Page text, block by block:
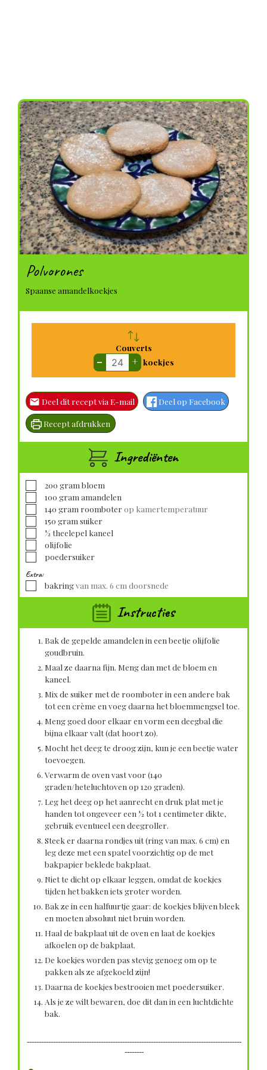
Polvorones
Spaanse amandelkoekjes
Couverts
– + koekjes
Deel dit recept via E-mail Deel op Facebook
Recept afdrukken
Ingrediënten
▢
200 gram bloem
▢
100 gram amandelen
▢140 gram roomboter op kamertemperatuur
▢
150 gram suiker
▢
½theelepel kaneel
▢
olijfolie
▢
poedersuiker
Extra:
▢
bakringvan max. 6 cm doorsnede
Instructies
Bak de gepelde amandelen in een beetje olijfolie
goudbruin.
Maal ze daarna fijn. Meng dan met de bloem en
kaneel.
Mix de suiker met de roomboter in een andere bak
tot een crème en voeg daarna het bloemmengsel toe.
Meng goed door elkaar en vorm een deegbal die
bijna elkaar valt (dat hoort zo).
Mocht het deeg te droog zijn, kun je een beetje water
toevoegen.
Verwarm de oven vast voor (140
graden/heteluchtoven op 120 graden).
Leg het deeg op het aanrecht en druk plat met je
handen tot ongeveer een ½ tot 1 centimeter dikte,
gebruik eventueel een deegroller.
Steek er daarna rondjes uit (ring van max. 6 cm) en
leg deze met een spatel voorzichtig op de met
bakpapier beklede bakplaat.
Niet te dicht op elkaar leggen, omdat de koekjes
tijden het bakken iets groter worden.
Bak ze in een halfuurtje gaar: de koekjes blijven bleek
en moeten absoluut niet bruin worden.
Haal de bakplaat uit de oven en laat de koekjes
afkoelen op de bakplaat.
De koekjes worden pas stevig genoeg om op te
pakken als ze afgekoeld zijn!
Daarna de koekjes bestrooien met poedersuiker.
Als je ze wilt bewaren, doe dit dan in een luchtdichte
bak.
------------------------------------------------------------------------------------------
--------